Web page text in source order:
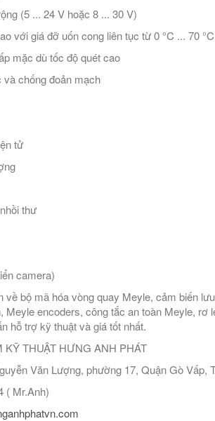
(5 ... 24 V hoặc 8 ... 30 V)
với giá đỡ uốn cong liên tục từ 0 °C ... 70 °C
mặc dù tốc độ quét cao
chống đoản mạch
tử
thư
camera)
về bộ mã hóa vòng quay Meyle, cảm biến
Meyle encoders, công tắc an toàn Meyle,
hỗ trợ kỹ thuật và giá tốt nhất.
THUẬT HƯNG ANH PHÁT
Văn Lượng, phường 17, Quận Gò Vấp,
( Mr.Anh)